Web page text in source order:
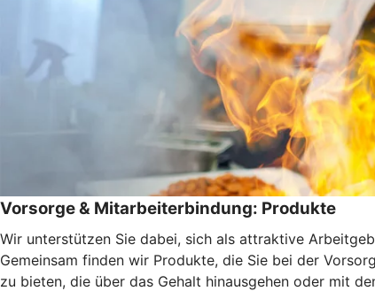
Vorsorge & Mitarbeiterbindung: Produkte
Wir unterstützen Sie dabei, sich als attraktive
Gemeinsam finden wir Produkte, die Sie bei der
zu bieten, die über das Gehalt hinausgehen oder mit